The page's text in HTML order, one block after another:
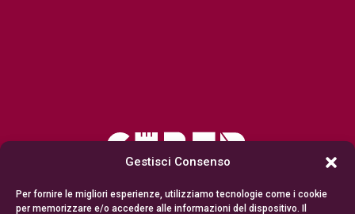
Gestisci Consenso
Per fornire le migliori esperienze, utilizziamo tecnologie come i cookie
per memorizzare e/o accedere alle informazioni del dispositivo. Il